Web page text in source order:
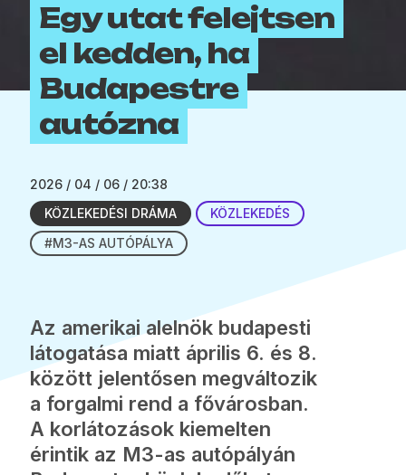
Egy utat felejtsen
el kedden, ha
Budapestre
autózna
2026 / 04 / 06 / 20:38
KÖZLEKEDÉSI DRÁMA
KÖZLEKEDÉS
#M3-AS AUTÓPÁLYA
Az amerikai alelnök budapesti
látogatása miatt április 6. és 8.
között jelentősen megváltozik
a forgalmi rend a fővárosban.
A korlátozások kiemelten
érintik az M3-as autópályán